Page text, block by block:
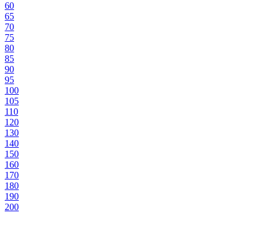
60
65
70
75
80
85
90
95
100
105
110
120
130
140
150
160
170
180
190
200